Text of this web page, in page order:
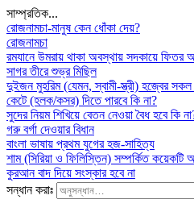
সাম্প্রতিক...
রোজনামচা-মানুষ কেন ধোঁকা দেয়?
রোজনামচা
রমযানে উমরায় থাকা অবস্থায় সদকায়ে ফিতর
সাগর তীরে শুভ্র মিছিল
দুইজন মুহরিম (যেমন, স্বামী-স্ত্রী) হজ্বের
কেটে (হলক/কসর) দিতে পারবে কি না?
সুদের নিয়ম শিখিয়ে বেতন নেওয়া বৈধ হবে কি
গরু বর্গা দেওয়ার বিধান
বাংলা ভাষায় প্রথম যুগের হজ-সাহিত্য
শাম (সিরিয়া ও ফিলিস্তিন) সম্পর্কিত কয়েকটি
কুরআন বাদ দিয়ে সংস্কার হবে না
সন্ধান করাঃ